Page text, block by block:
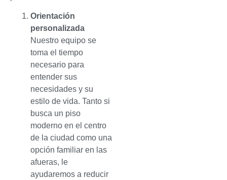
Orientación
personalizada
Nuestro equipo se
toma el tiempo
necesario para
entender sus
necesidades y su
estilo de vida. Tanto si
busca un piso
moderno en el centro
de la ciudad como una
opción familiar en las
afueras, le
ayudaremos a reducir